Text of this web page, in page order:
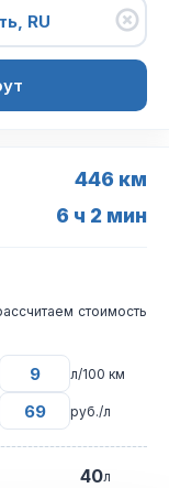
446 км
6 ч 2 мин
стоимость
л/100 км
руб./л
40л